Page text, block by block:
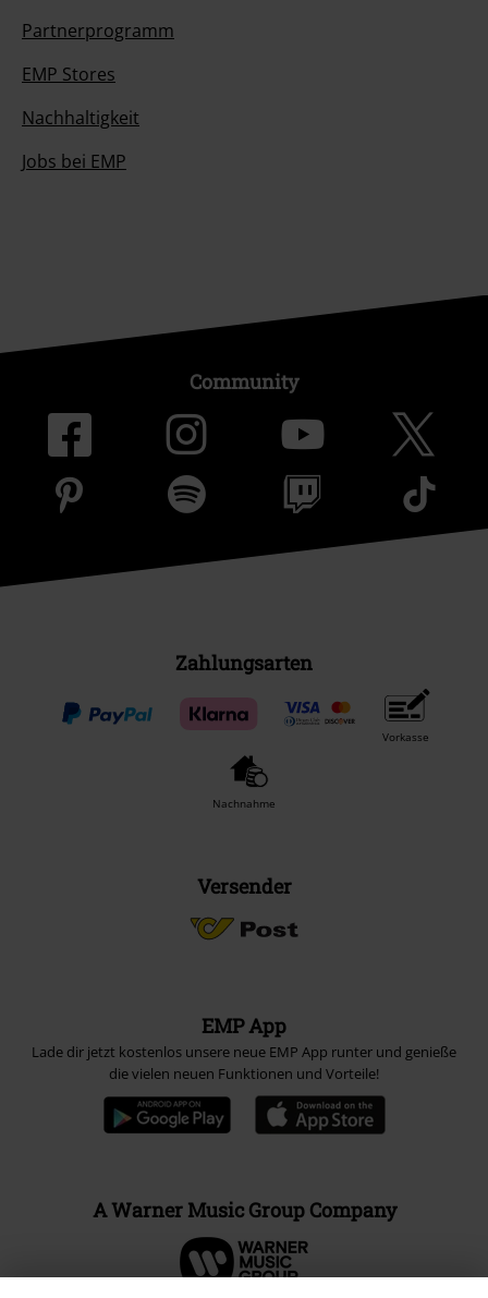
Partnerprogramm
EMP Stores
Nachhaltigkeit
Jobs bei EMP
Community
Zahlungsarten
Vorkasse
Nachnahme
Versender
EMP App
Lade dir jetzt kostenlos unsere neue EMP App runter und genieße
die vielen neuen Funktionen und Vorteile!
A Warner Music Group Company